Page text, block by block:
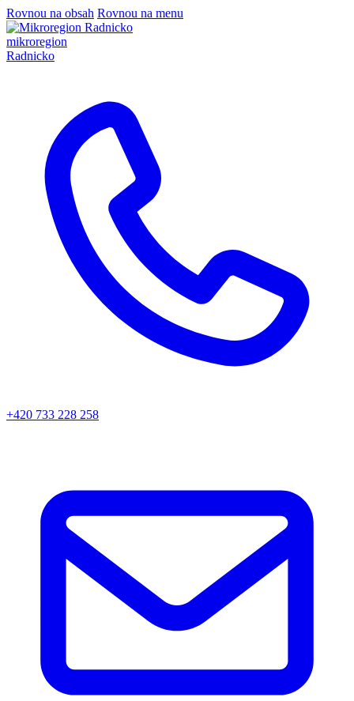
Rovnou na obsah Rovnou na menu
mikroregion
Radnicko
+420 733 228 258